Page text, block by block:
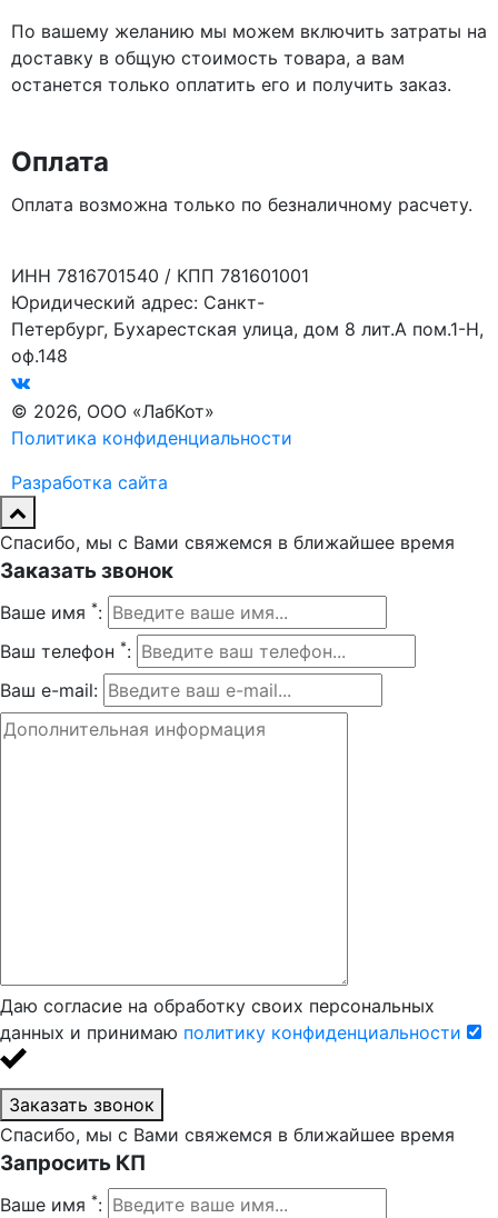
По вашему желанию мы можем включить затраты на
доставку в общую стоимость товара, а вам
останется только оплатить его и получить заказ.
Оплата
Оплата возможна только по безналичному расчету.
ИНН 7816701540 / КПП 781601001
Юридический адрес: Санкт-
Петербург, Бухарестская улица, дом 8 лит.А пом.1-Н,
оф.148
© 2026, ООО «ЛабКот»
Политика конфиденциальности
Разработка сайта
Спасибо, мы с Вами свяжемся в ближайшее время
Заказать звонок
Ваше имя *:
Ваш телефон *:
Ваш e-mail:
Даю согласие на обработку своих персональных
данных и принимаю политику конфиденциальности
Заказать звонок
Спасибо, мы с Вами свяжемся в ближайшее время
Запросить КП
Ваше имя *: